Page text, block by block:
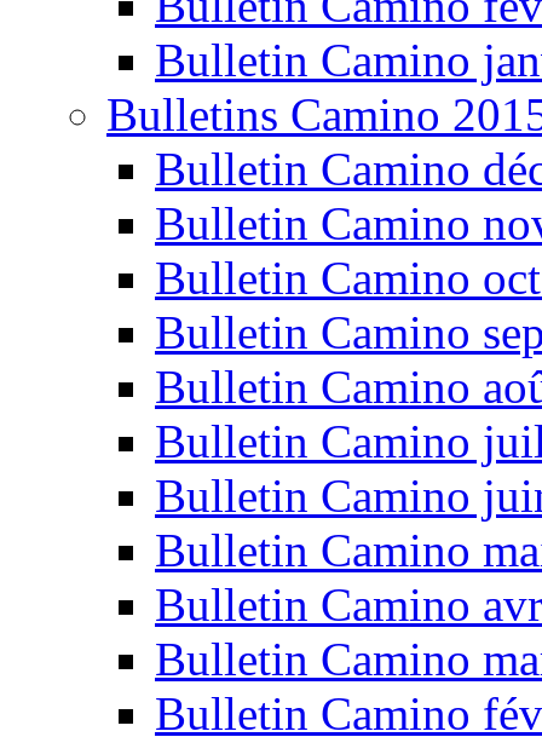
Bulletin Camino
Bulletins Camino
Bulletin Camino
Bulletin Camino
Bulletin Camino
Bulletin Camino
Bulletin Camino
Bulletin Camino
Bulletin Camino
Bulletin Camino
Bulletin Camino
Bulletin Camino
Bulletin Camino